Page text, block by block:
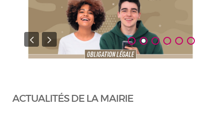
ACTUALITÉS DE LA MAIRIE